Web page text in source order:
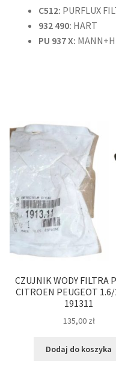
C512: PURFLUX
932 490: HART
PU 937 X:
CZUJNIK WODY FILTRA
CITROEN PEUGEOT
191311
135,00 zł
Dodaj do koszyka